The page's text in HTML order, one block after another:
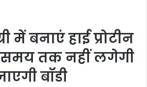
में बनाएं हाई प्रोटीन
तक नहीं लगेगी
बॉडी